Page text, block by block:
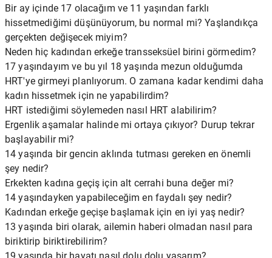
Bir ay içinde 17 olacağım ve 11 yaşından farklı
hissetmediğimi düşünüyorum, bu normal mi? Yaşlandıkça
gerçekten değişecek miyim?
Neden hiç kadından erkeğe transseksüel birini görmedim?
17 yaşındayım ve bu yıl 18 yaşında mezun olduğumda
HRT'ye girmeyi planlıyorum. O zamana kadar kendimi daha
kadın hissetmek için ne yapabilirdim?
HRT istediğimi söylemeden nasıl HRT alabilirim?
Ergenlik aşamalar halinde mi ortaya çıkıyor? Durup tekrar
başlayabilir mi?
14 yaşında bir gencin aklında tutması gereken en önemli
şey nedir?
Erkekten kadına geçiş için alt cerrahi buna değer mi?
14 yaşındayken yapabileceğim en faydalı şey nedir?
Kadından erkeğe geçişe başlamak için en iyi yaş nedir?
13 yaşında biri olarak, ailemin haberi olmadan nasıl para
biriktirip biriktirebilirim?